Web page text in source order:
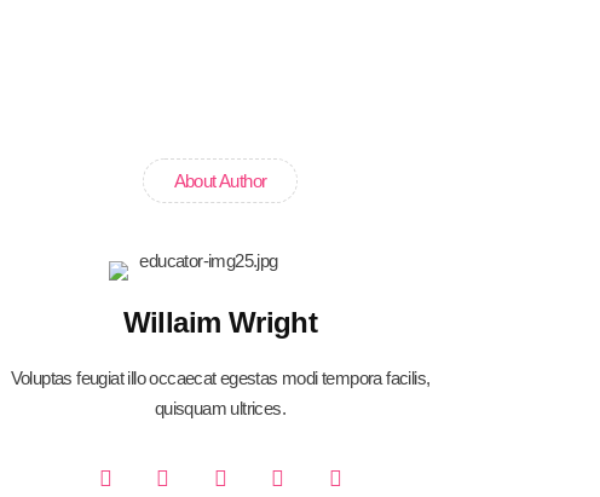
About Author
Willaim Wright
Voluptas feugiat illo occaecat egestas modi tempora facilis,
quisquam ultrices.